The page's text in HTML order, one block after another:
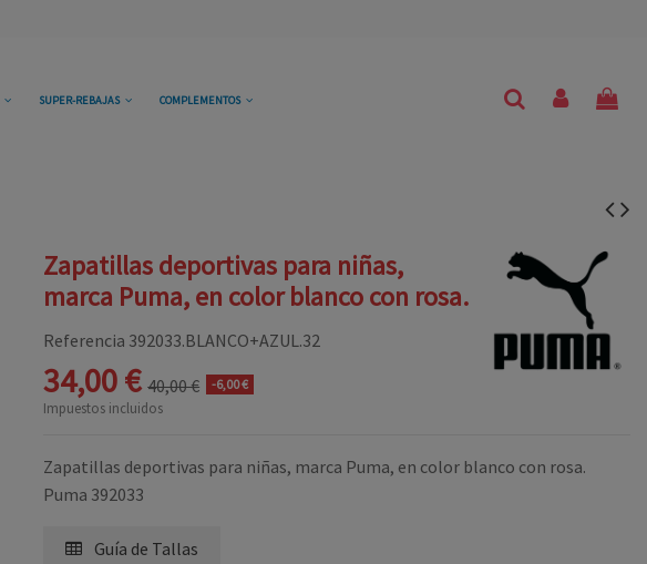
SUPER-REBAJAS COMPLEMENTOS
Zapatillas deportivas para niñas,
marca Puma, en color blanco con rosa.
Referencia 392033.BLANCO+AZUL.32
34,00 € 40,00 € -6,00 €
Impuestos incluidos
Zapatillas deportivas para niñas, marca Puma, en color blanco con rosa.
Puma 392033
Guía de Tallas